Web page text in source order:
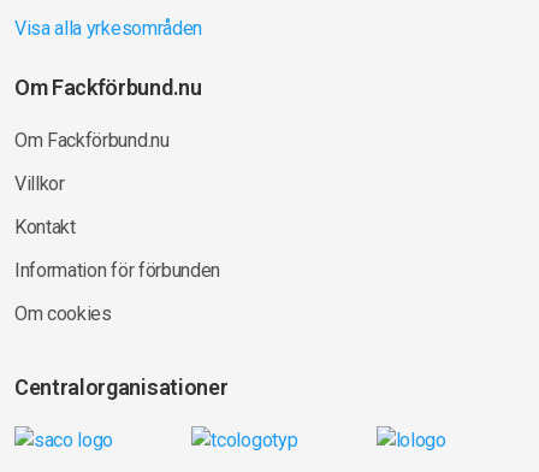
Visa alla yrkesområden
Om Fackförbund.nu
Om Fackförbund.nu
Villkor
Kontakt
Information för förbunden
Om cookies
Centralorganisationer